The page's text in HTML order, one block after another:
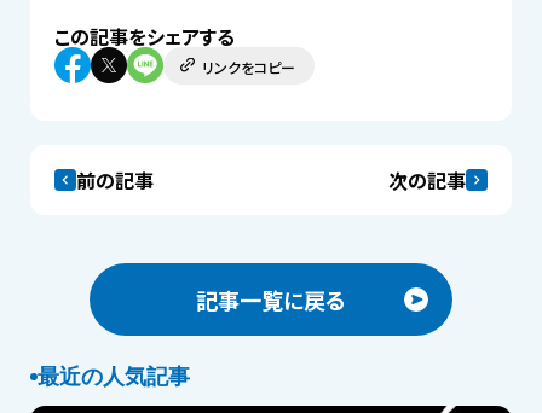
この記事をシェアする
リンクをコピー
前の記事 次の記事
記事一覧に戻る
最近の人気記事